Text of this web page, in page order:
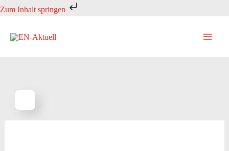
Zum Inhalt springen
Zum
springen